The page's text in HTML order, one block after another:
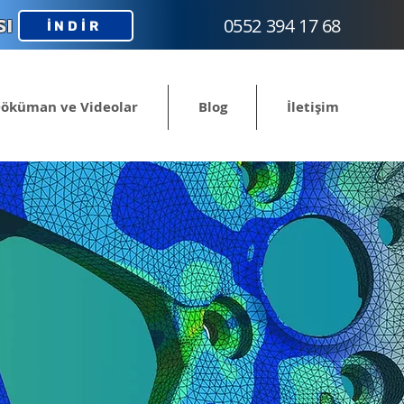
ve Videolar Blog İletişim
0552 394 17 68
İNDİR